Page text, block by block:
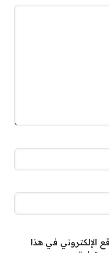
الإلكتروني في هذا